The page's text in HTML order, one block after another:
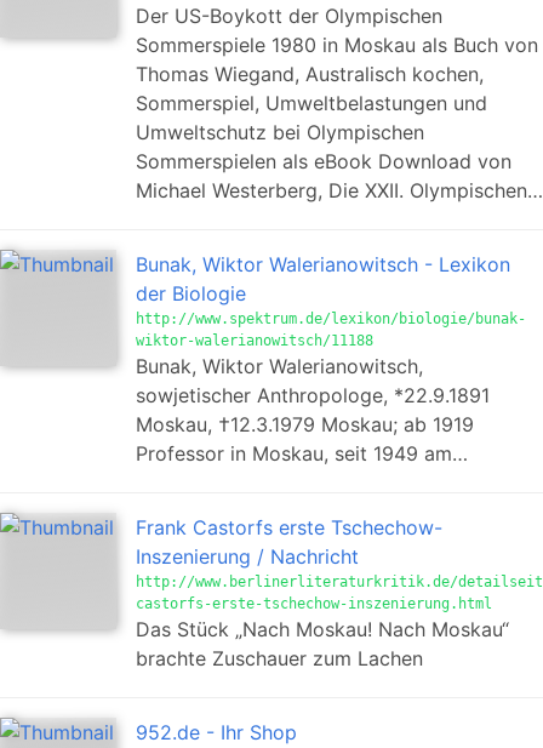
Der US-Boykott der Olympischen
Sommerspiele 1980 in Moskau als Buch von
Thomas Wiegand, Australisch kochen,
Sommerspiel, Umweltbelastungen und
Umweltschutz bei Olympischen
Sommerspielen als eBook Download von
Michael Westerberg, Die XXII. Olympischen…
Bunak, Wiktor Walerianowitsch - Lexikon
der Biologie
http://www.spektrum.de/lexikon/biologie/bunak-
wiktor-walerianowitsch/11188
Bunak, Wiktor Walerianowitsch,
sowjetischer Anthropologe, *22.9.1891
Moskau, †12.3.1979 Moskau; ab 1919
Professor in Moskau, seit 1949 am…
Frank Castorfs erste Tschechow-
Inszenierung / Nachricht
http://www.berlinerliteraturkritik.de/
castorfs-erste-tschechow-inszenierung.html
Das Stück „Nach Moskau! Nach Moskau“
brachte Zuschauer zum Lachen
952.de - Ihr Shop